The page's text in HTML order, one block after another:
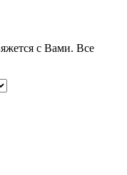
с Вами. Все